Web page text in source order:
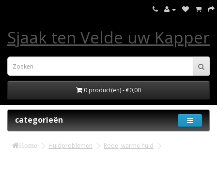
Sjaak ten Velde uw Kapper
0 product(en) - €0,00
categorieën
Home Huidproblemen Rode, warme huid